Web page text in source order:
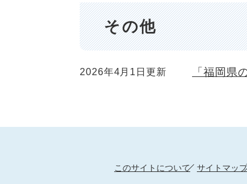
その他
2026年4月1日更新 「福岡県
このサイトについて サイトマップ